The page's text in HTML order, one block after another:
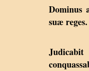
Dominus
suæ reges.